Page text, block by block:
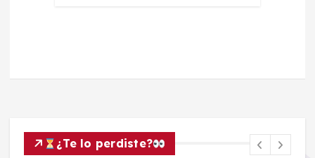
¿Te lo perdiste?